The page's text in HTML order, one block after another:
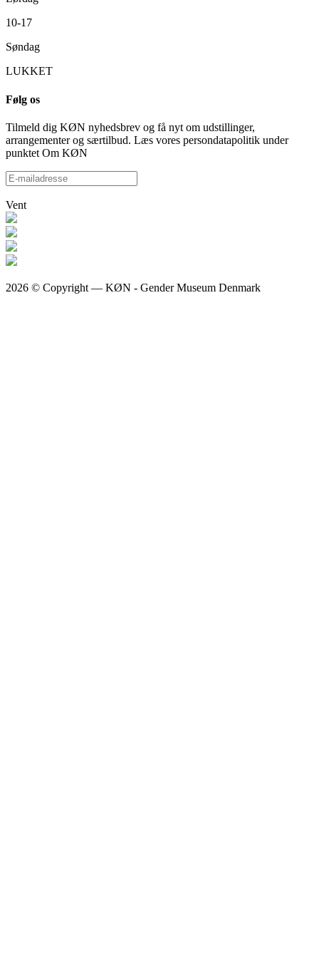
10-17
Søndag
LUKKET
Følg os
Tilmeld dig KØN nyhedsbrev og få nyt om udstillinger,
arrangementer og særtilbud. Læs vores persondatapolitik under
punktet Om KØN
Vent
2026 © Copyright — KØN - Gender Museum Denmark